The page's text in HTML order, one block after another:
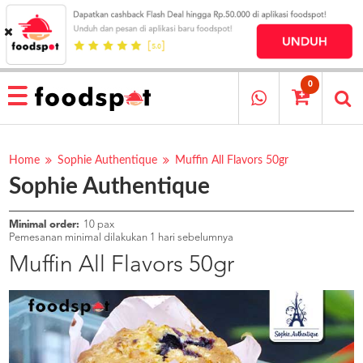
HOME
MENU
RESTAURANT
PESAN
OUR
COMPANY
KATA
MEREKA
KATALOG
LOYALTY
PROGRAM
FAQ
ABOUT
0
Home Sophie Authentique Muffin All Flavors 50gr
Sophie Authentique
Minimal order: 10 pax
Pemesanan minimal dilakukan 1 hari sebelumnya
Muffin All Flavors 50gr